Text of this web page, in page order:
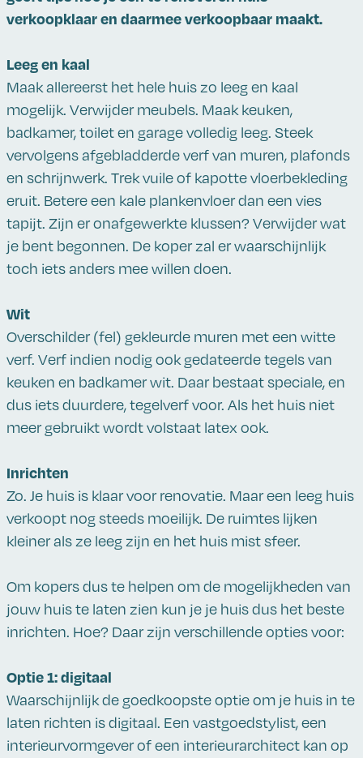
verkoopklaar en daarmee verkoopbaar maakt.
Leeg en kaal
Maak allereerst het hele huis zo leeg en kaal
mogelijk. Verwijder meubels. Maak keuken,
badkamer, toilet en garage volledig leeg. Steek
vervolgens afgebladderde verf van muren, plafonds
en schrijnwerk. Trek vuile of kapotte vloerbekleding
eruit. Betere een kale plankenvloer dan een vies
tapijt. Zijn er onafgewerkte klussen? Verwijder wat
je bent begonnen. De koper zal er waarschijnlijk
toch iets anders mee willen doen.
Wit
Overschilder (fel) gekleurde muren met een witte
verf. Verf indien nodig ook gedateerde tegels van
keuken en badkamer wit. Daar bestaat speciale, en
dus iets duurdere, tegelverf voor. Als het huis niet
meer gebruikt wordt volstaat latex ook.
Inrichten
Zo. Je huis is klaar voor renovatie. Maar een leeg huis
verkoopt nog steeds moeilijk. De ruimtes lijken
kleiner als ze leeg zijn en het huis mist sfeer.
Om kopers dus te helpen om de mogelijkheden van
jouw huis te laten zien kun je je huis dus het beste
inrichten. Hoe? Daar zijn verschillende opties voor:
Optie 1: digitaal
Waarschijnlijk de goedkoopste optie om je huis in te
laten richten is digitaal. Een vastgoedstylist, een
interieurvormgever of een interieurarchitect kan op